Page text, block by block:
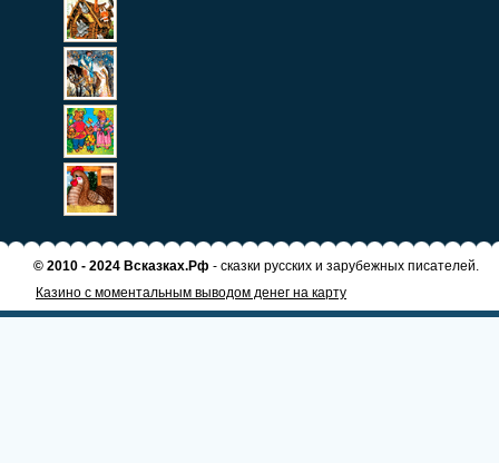
© 2010 - 2024 Всказках.Рф - сказки русских и зарубежных писателей.
Казино с моментальным выводом денег на карту